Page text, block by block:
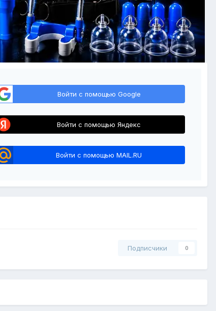
Войти с помощью Google
Войти с помощью Яндекс
Войти с помощью MAIL.RU
Подписчики 0